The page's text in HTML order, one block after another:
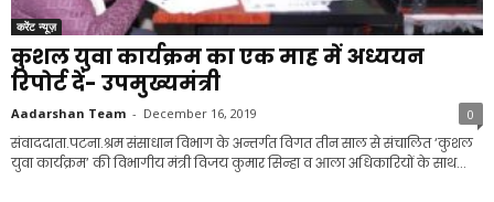
करेंट न्यूज़
कुशल युवा कार्यक्रम का एक माह में अध्ययन
रिपोर्ट दें- उपमुख्यमंत्री
Aadarshan Team - December 16, 2019 0
संवाददाता.पटना.श्रम संसाधान विभाग के अन्तर्गत विगत तीन साल से संचालित ‘कुशल
युवा कार्यक्रम’ की विभागीय मंत्री विजय कुमार सिन्हा व आला अधिकारियों के साथ...